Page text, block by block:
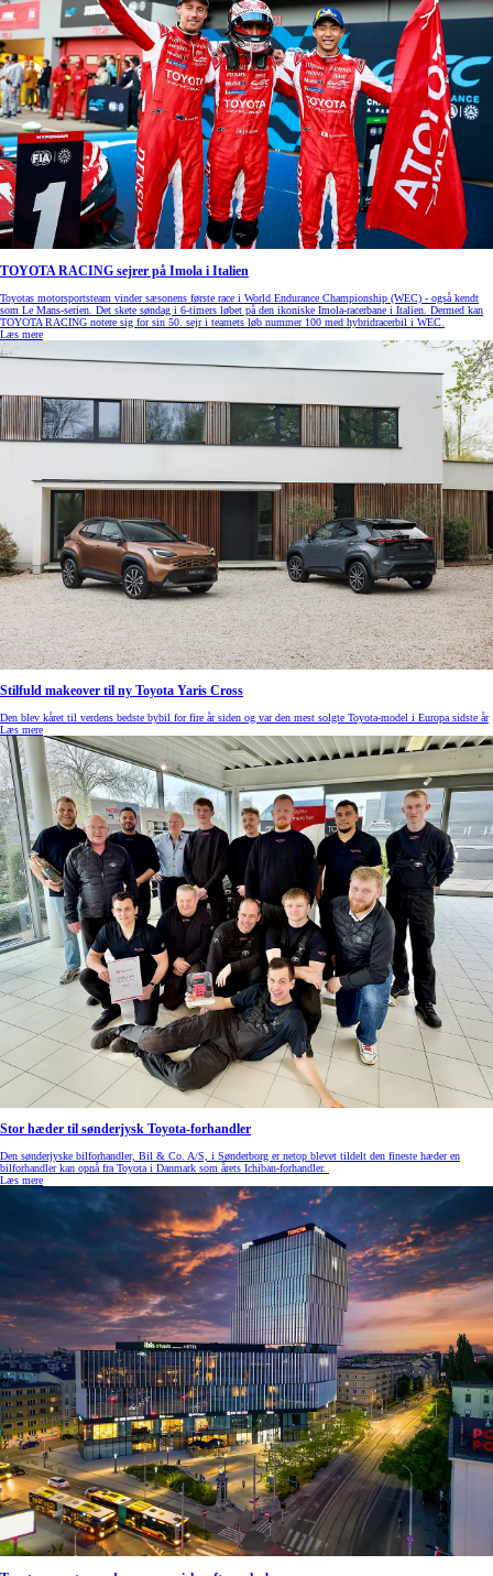
TOYOTA RACING sejrer på Imola i Italien
Toyotas motorsportsteam vinder sæsonens første race i World Endurance Championship (WEC) - også kendt
som Le Mans-serien. Det skete søndag i 6-timers løbet på den ikoniske Imola-racerbane i Italien. Dermed kan
TOYOTA RACING notere sig for sin 50. sejr i teamets løb nummer 100 med hybridracerbil i WEC.
Læs mere
Stilfuld makeover til ny Toyota Yaris Cross
Den blev kåret til verdens bedste bybil for fire år siden og var den mest solgte Toyota-model i Europa sidste år
Læs mere
Stor hæder til sønderjysk Toyota-forhandler
Den sønderjyske bilforhandler, Bil & Co. A/S, i Sønderborg er netop blevet tildelt den fineste hæder en
bilforhandler kan opnå fra Toyota i Danmark som årets Ichiban-forhandler.
Læs mere